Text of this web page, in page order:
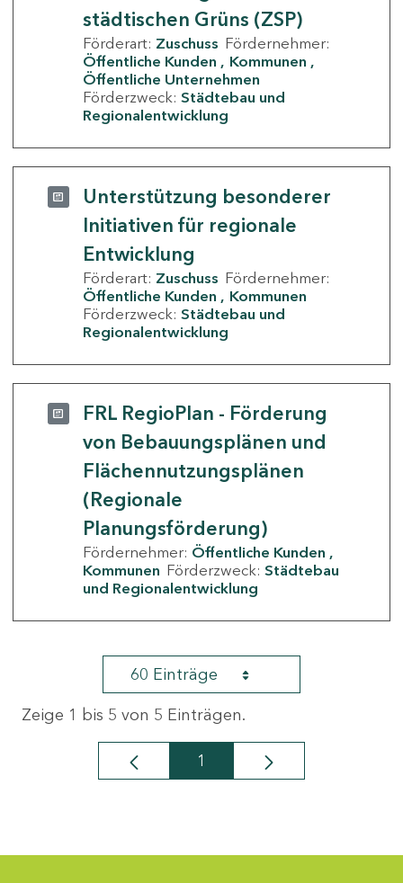
städtischen Grüns (ZSP)
Förderart: Zuschuss Fördernehmer:
Öffentliche Kunden
Kommunen
Öffentliche Unternehmen
Förderzweck: Städtebau und
Regionalentwicklung
Unterstützung besonderer
Initiativen für regionale
Entwicklung
Förderart: Zuschuss Fördernehmer:
Öffentliche Kunden
Kommunen
Förderzweck: Städtebau und
Regionalentwicklung
FRL RegioPlan - Förderung
von Bebauungsplänen und
Flächennutzungsplänen
(Regionale
Planungsförderung)
Fördernehmer: Öffentliche Kunden
Kommunen Förderzweck: Städtebau
und Regionalentwicklung
60 Einträge
Zeige 1 bis 5 von 5 Einträgen.
Seite
1